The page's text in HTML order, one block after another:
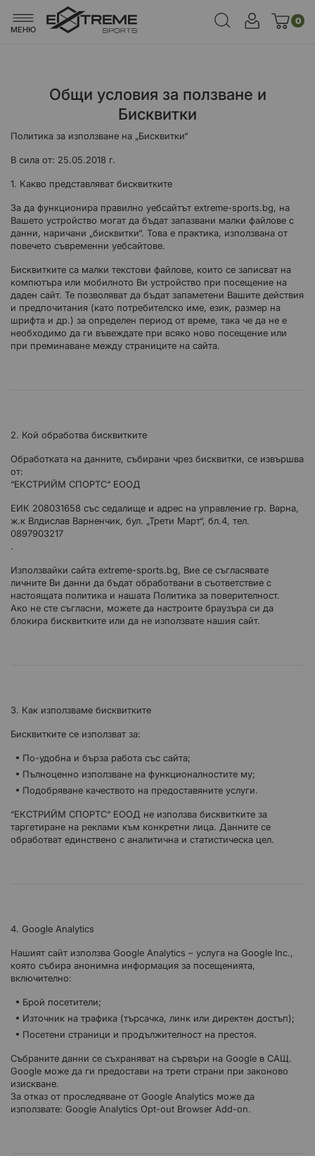
МЕНЮ
0
Общи условия за ползване и
Бисквитки
Политика за използване на „Бисквитки“
В сила от: 25.05.2018 г.
1. Какво представляват бисквитките
За да функционира правилно уебсайтът extreme-sports.bg, на
Вашето устройство могат да бъдат запазвани малки файлове с
данни, наричани „бисквитки“. Това е практика, използвана от
повечето съвременни уебсайтове.
Бисквитките са малки текстови файлове, които се записват на
компютъра или мобилното Ви устройство при посещение на
даден сайт. Те позволяват да бъдат запаметени Вашите действия
и предпочитания (като потребителско име, език, размер на
шрифта и др.) за определен период от време, така че да не е
необходимо да ги въвеждате при всяко ново посещение или
при преминаване между страниците на сайта.
2. Кой обработва бисквитките
Обработката на данните, събирани чрез бисквитки, се извършва
от:
“ЕКСТРИЙМ СПОРТС“ ЕООД
ЕИК 208031658 със седалище и адрес на управление гр. Варна,
ж.к Влдислав Варненчик, бул. „Трети Март“, бл.4, тел.
0897903217
.
Използвайки сайта extreme-sports.bg, Вие се съгласявате
личните Ви данни да бъдат обработвани в съответствие с
настоящата политика и нашата Политика за поверителност.
Ако не сте съгласни, можете да настроите браузъра си да
блокира бисквитките или да не използвате нашия сайт.
3. Как използваме бисквитките
Бисквитките се използват за:
По-удобна и бърза работа със сайта;
Пълноценно използване на функционалностите му;
Подобряване качеството на предоставяните услуги.
“ЕКСТРИЙМ СПОРТС“ ЕООД не използва бисквитките за
таргетиране на реклами към конкретни лица. Данните се
обработват единствено с аналитична и статистическа цел.
4. Google Analytics
Нашият сайт използва Google Analytics – услуга на Google Inc.,
която събира анонимна информация за посещенията,
включително:
Брой посетители;
Източник на трафика (търсачка, линк или директен достъп);
Посетени страници и продължителност на престоя.
Събраните данни се съхраняват на сървъри на Google в САЩ.
Google може да ги предостави на трети страни при законово
изискване.
За отказ от проследяване от Google Analytics може да
използвате: Google Analytics Opt-out Browser Add-on.